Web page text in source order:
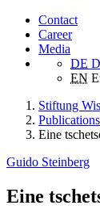
Contact
Career
Media
DE
EN
Stiftung
Publications
Eine
Guido Steinberg
Eine